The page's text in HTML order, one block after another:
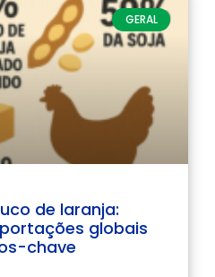
GERAL
de laranja:
globais
chave